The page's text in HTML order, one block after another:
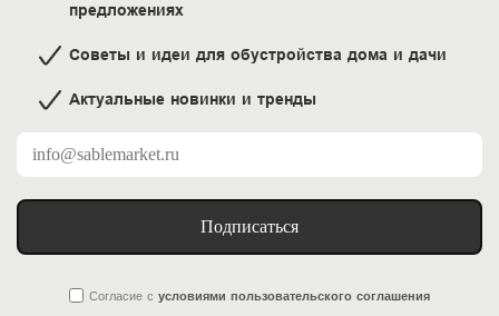
предложениях
Советы и идеи для обустройства дома и дачи
Актуальные новинки и тренды
Подписаться
Согласие с условиями пользовательского соглашения